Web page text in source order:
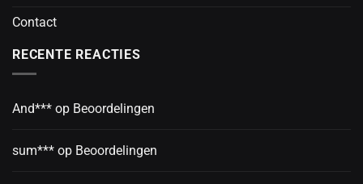
Contact
RECENTE REACTIES
And*** op Beoordelingen
sum*** op Beoordelingen